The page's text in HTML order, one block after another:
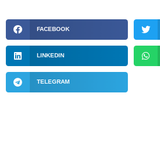
FACEBOOK
LINKEDIN
TELEGRAM